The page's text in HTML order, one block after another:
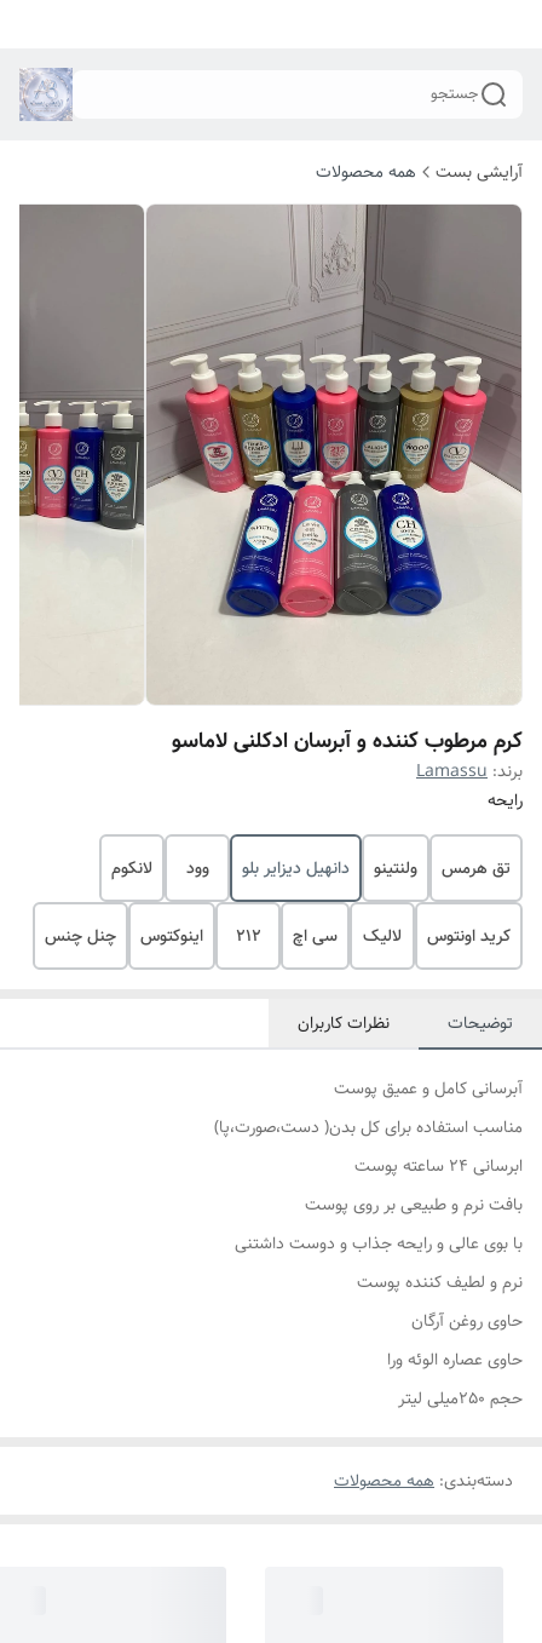
جستجو
آرایشی بست همه محصولات
کرم مرطوب کننده و آبرسان ادکلنی لاماسو
برند: Lamassu
رایحه
تق هرمس ولنتینو دانهیل دیزایر بلو وود لانکوم
کرید اونتوس لالیک سی اچ 212 اینوکتوس چنل چنس
توضیحات نظرات کاربران
آبرسانی کامل و عمیق پوست
مناسب استفاده برای کل بدن( دست،صورت،پا)
ابرسانی 24 ساعته پوست
بافت نرم و طبیعی بر روی پوست
با بوی عالی و رایحه جذاب و دوست داشتنی
نرم و لطیف کننده پوست
حاوی روغن آرگان
حاوی عصاره الوئه ورا
حجم 250میلی لیتر
دسته‌بندی: همه محصولات